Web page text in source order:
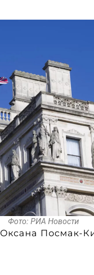
Фото: РИА Новости
Оксана Посмак-